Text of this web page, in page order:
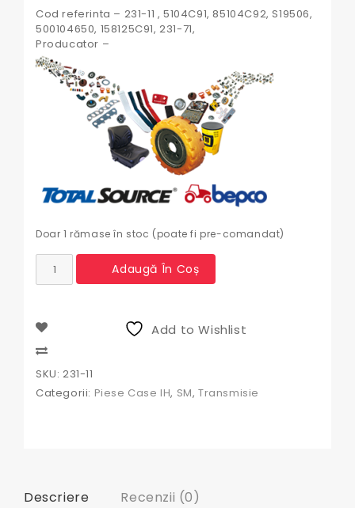
Cod referinta – 231-11 , 5104C91, 85104C92, S19506,
500104650, 158125C91, 231-71,
Producator –
Doar 1 rămase în stoc (poate fi pre-comandat)
Cantitate
Rulment
,
Case
Adaugă În Coș
Add to Wishlist
SKU: 231-11
Categorii: Piese Case IH, SM,Transmisie
Descriere Recenzii (0)